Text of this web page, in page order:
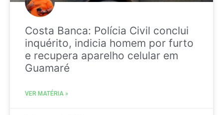
Costa Banca: Polícia Civil conclui
inquérito, indicia homem por furto
e recupera aparelho celular em
Guamaré
VER MATÉRIA »